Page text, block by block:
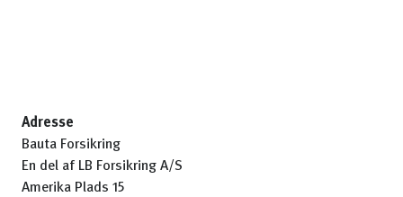
Adresse
Bauta Forsikring
En del af LB Forsikring A/S
Amerika Plads 15